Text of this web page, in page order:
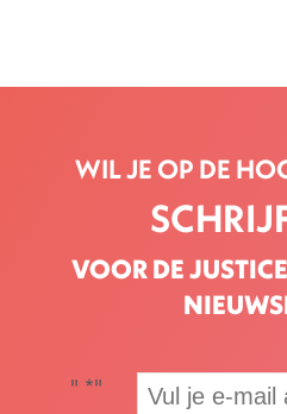
WIL JE OP DE
VOOR DE
" *"